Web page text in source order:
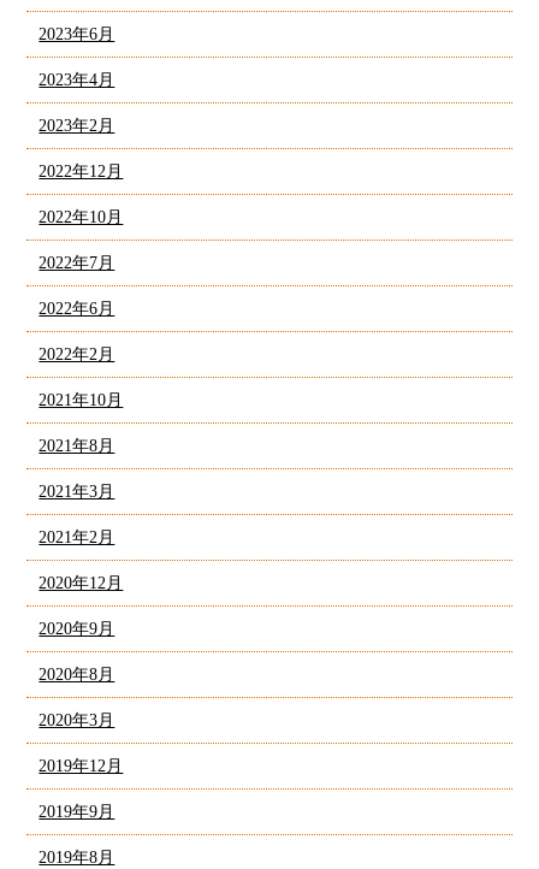
2023年6月
2023年4月
2023年2月
2022年12月
2022年10月
2022年7月
2022年6月
2022年2月
2021年10月
2021年8月
2021年3月
2021年2月
2020年12月
2020年9月
2020年8月
2020年3月
2019年12月
2019年9月
2019年8月